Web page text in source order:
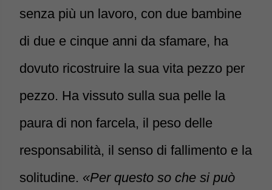
senza più un lavoro, con due bambine
di due e cinque anni da sfamare, ha
dovuto ricostruire la sua vita pezzo per
pezzo. Ha vissuto sulla sua pelle la
paura di non farcela, il peso delle
responsabilità, il senso di fallimento e la
solitudine. «Per questo so che si può